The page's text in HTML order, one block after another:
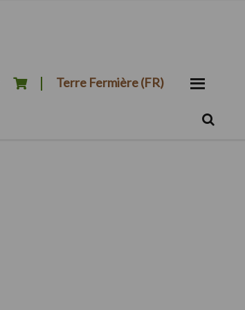
Terre Fermière (FR)